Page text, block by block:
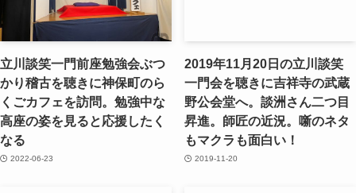
立川談笑一門前座勉強会ぶつ
かり稽古を聴きに神保町のら
くごカフェを訪問。勉強中な
高座の姿を見ると応援したく
なる
2022-06-23
2019年11月20日の立川談笑
一門会を聴きに吉祥寺の武蔵
野公会堂へ。談洲さん二つ目
昇進。師匠の近況。噺のネタ
もマクラも面白い！
2019-11-20